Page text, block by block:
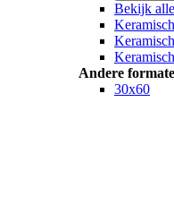
Bekijk
Andere
30x60